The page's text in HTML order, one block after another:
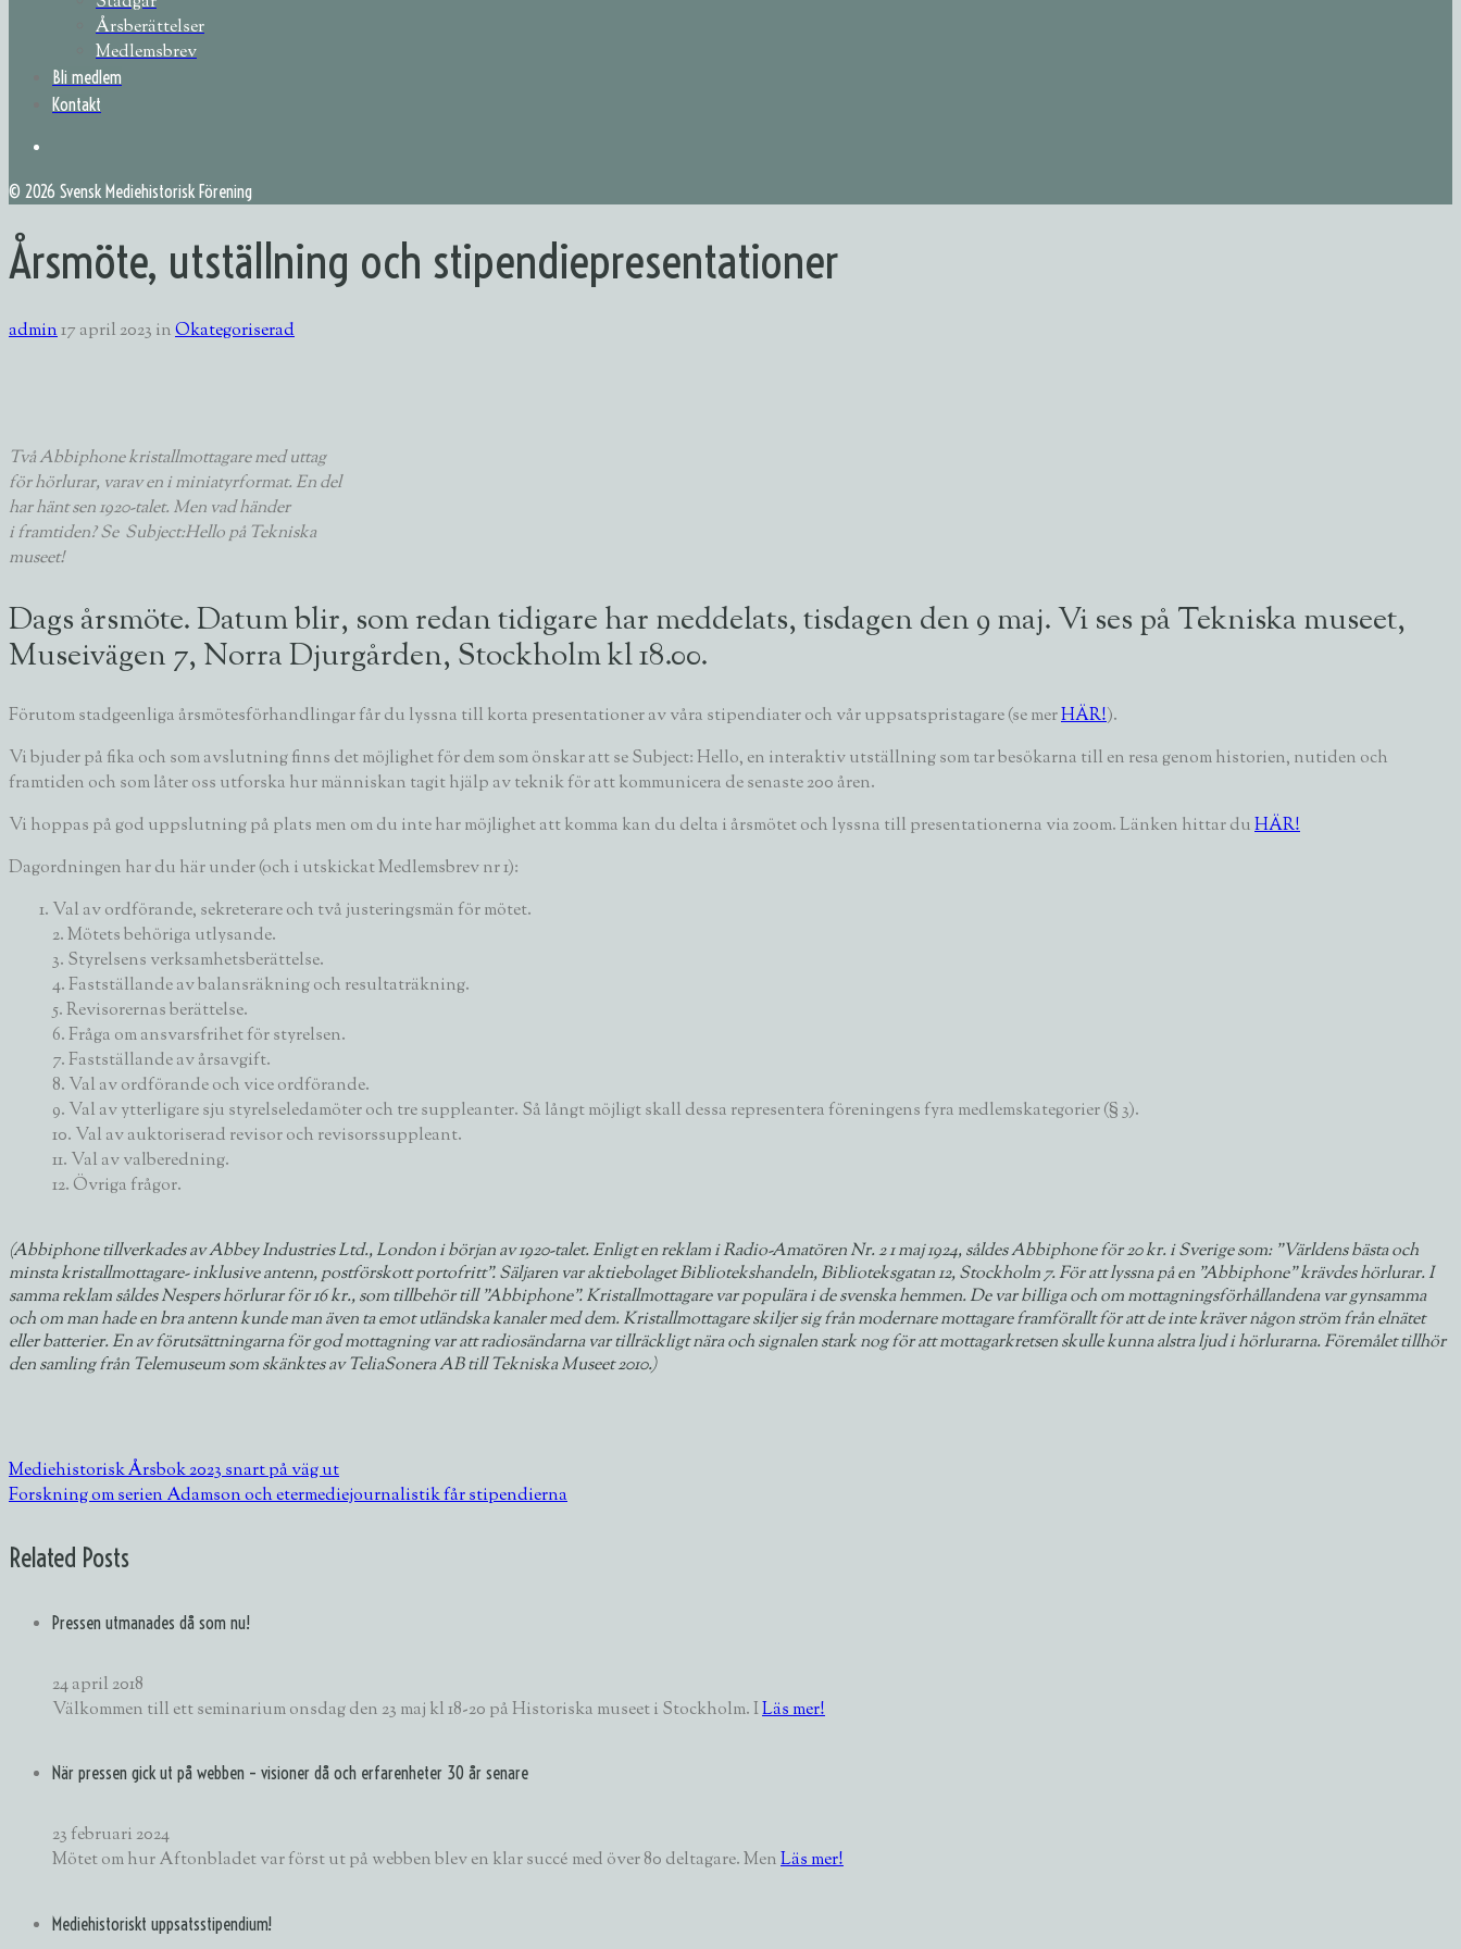
Årsberättelser
Medlemsbrev
Bli medlem
Kontakt
© 2026 Svensk Mediehistorisk Förening
Årsmöte, utställning och stipendiepresentationer
admin17 april 2023 inOkategoriserad
Två Abbiphone kristallmottagare med uttag
för hörlurar, varav en i miniatyrformat. En del
har hänt sen 1920-talet. Men vad händer
iframtiden? Se Subject:Hellopå Tekniska
museet!
Dags årsmöte. Datum blir, som redan tidigare har meddelats, tisdagen den 9 maj. Vi ses på Tekniska museet,
Museivägen 7, Norra Djurgården, Stockholm kl 18.00.
Förutom stadgeenliga årsmötesförhandlingar får du lyssna till korta presentationer av våra stipendiater och vår uppsatspristagare (se merHÄR!).
Vi bjuder på fika och som avslutning finns det möjlighet för dem som önskar att seSubject: Hello, en interaktiv utställningsom tar besökarna till en resa genom historien, nutiden och
framtiden och som låter oss utforska hur människan tagit hjälp av teknik för att kommunicera de senaste 200 åren.
Vi hoppas på god uppslutning på plats men om du inte har möjlighet att komma kan du delta i årsmötet och lyssna till presentationerna via zoom. Länken hittar duHÄR!
Dagordningen har du här under (och i utskickat Medlemsbrev nr 1):
Val av ordförande, sekreterare och två justeringsmän för mötet.
2. Mötets behöriga utlysande.
3. Styrelsens verksamhetsberättelse.
4. Fastställande av balansräkning och resultaträkning.
5. Revisorernas berättelse.
6. Fråga om ansvarsfrihet för styrelsen.
7. Fastställande av årsavgift.
8. Val av ordförande och vice ordförande.
9. Val av ytterligare sju styrelseledamöter och tre suppleanter. Så långt möjligt skall dessa representera föreningens fyra medlemskategorier (§ 3).
10. Val av auktoriserad revisor och revisorssuppleant.
11. Val av valberedning.
12. Övriga frågor.
(Abbiphone tillverkades av Abbey Industries Ltd., London i början av 1920-talet. Enligt en reklam i Radio-Amatören Nr. 2 1 maj 1924, såldes Abbiphone för 20 kr. i Sverige som: ”Världens bästa och
minsta kristallmottagare- inklusive antenn, postförskott portofritt”. Säljaren var aktiebolaget Bibliotekshandeln, Biblioteksgatan 12, Stockholm 7. För att lyssna på en ”Abbiphone” krävdes hörlurar. I
samma reklam såldes Nespers hörlurar för 16 kr., som tillbehör till ”Abbiphone”. Kristallmottagare var populära i de svenska hemmen. De var billiga och om mottagningsförhållandena var gynsamma
och om man hade en bra antenn kunde man även ta emot utländska kanaler med dem. Kristallmottagare skiljer sig från modernare mottagare framförallt för att de inte kräver någon ström från elnätet
eller batterier. En av förutsättningarna för god mottagning var att radiosändarna var tillräckligt nära och signalen stark nog för att mottagarkretsen skulle kunna alstra ljud i hörlurarna. Föremålet tillhör
den samling från Telemuseum som skänktes av TeliaSonera AB till Tekniska Museet 2010.)
Mediehistorisk Årsbok 2023 snart på väg ut
Forskning om serien Adamson och etermediejournalistik får stipendierna
Related Posts
Pressen utmanades då som nu!
24 april 2018
Välkommen till ett seminarium onsdag den 23 maj kl 18-20 på Historiska museet i Stockholm. ILäs mer!
När pressen gick ut på webben – visioner då och erfarenheter 30 år senare
23 februari 2024
Mötet om hur Aftonbladet var först ut på webben blev en klar succé med över 80 deltagare. MenLäs mer!
Mediehistoriskt uppsatsstipendium!